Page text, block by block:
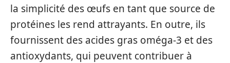
la simplicité des œufs en tant que source de
protéines les rend attrayants. En outre, ils
fournissent des acides gras oméga-3 et des
antioxydants, qui peuvent contribuer à